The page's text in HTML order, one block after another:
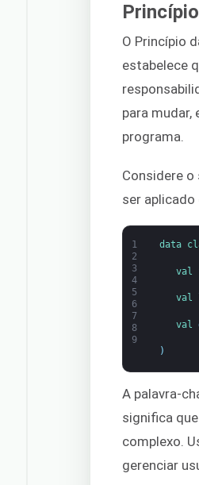
O Princípio
estabelece
para mudar,
programa.
Considere
ser aplicado
1
2
3
4
5
6
7
8
9
data
val
val
val
)
A palavra-
significa
complexo.
gerenciar